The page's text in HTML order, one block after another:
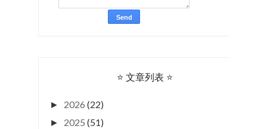
⭐ 文章列表 ⭐
► 2026 (22)
► 2025 (51)